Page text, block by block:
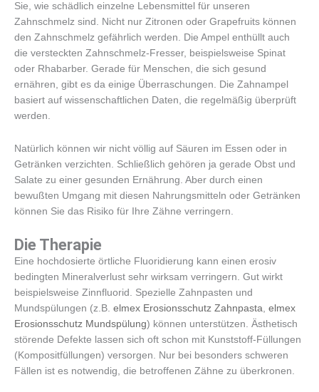
Sie, wie schädlich einzelne Lebensmittel für unseren
Zahnschmelz sind. Nicht nur Zitronen oder Grapefruits können
den Zahnschmelz gefährlich werden. Die Ampel enthüllt auch
die versteckten Zahnschmelz-Fresser, beispielsweise Spinat
oder Rhabarber. Gerade für Menschen, die sich gesund
ernähren, gibt es da einige Überraschungen. Die Zahnampel
basiert auf wissenschaftlichen Daten, die regelmäßig überprüft
werden.
Natürlich können wir nicht völlig auf Säuren im Essen oder in
Getränken verzichten. Schließlich gehören ja gerade Obst und
Salate zu einer gesunden Ernährung. Aber durch einen
bewußten Umgang mit diesen Nahrungsmitteln oder Getränken
können Sie das Risiko für Ihre Zähne verringern.
Die Therapie
Eine hochdosierte örtliche Fluoridierung kann einen erosiv
bedingten Mineralverlust sehr wirksam verringern. Gut wirkt
beispielsweise Zinnfluorid. Spezielle Zahnpasten und
Mundspülungen (z.B. elmex Erosionsschutz Zahnpasta, elmex
Erosionsschutz Mundspülung) können unterstützen. Ästhetisch
störende Defekte lassen sich oft schon mit Kunststoff-Füllungen
(Kompositfüllungen) versorgen. Nur bei besonders schweren
Fällen ist es notwendig, die betroffenen Zähne zu überkronen.